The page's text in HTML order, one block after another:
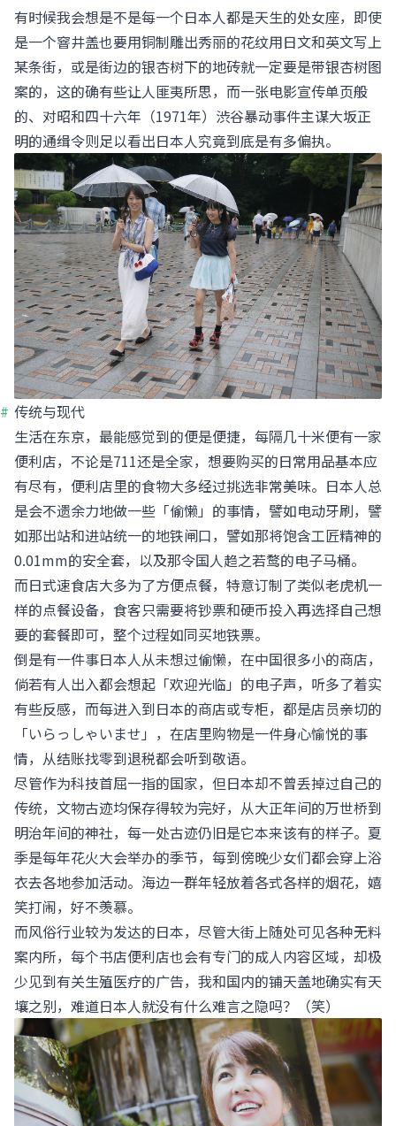
有时候我会想是不是每一个日本人都是天生的处女座，即使
是一个窨井盖也要用铜制雕出秀丽的花纹用日文和英文写上
某条街，或是街边的银杏树下的地砖就一定要是带银杏树图
案的，这的确有些让人匪夷所思，而一张电影宣传单页般
的、对昭和四十六年（1971年）渋谷暴动事件主谋大坂正
明的通缉令则足以看出日本人究竟到底是有多偏执。
传统与现代
生活在东京，最能感觉到的便是便捷，每隔几十米便有一家
便利店，不论是711还是全家，想要购买的日常用品基本应
有尽有，便利店里的食物大多经过挑选非常美味。日本人总
是会不遗余力地做一些「偷懒」的事情，譬如电动牙刷，譬
如那出站和进站统一的地铁闸口，譬如那将饱含工匠精神的
0.01mm的安全套，以及那令国人趋之若鹜的电子马桶。
而日式速食店大多为了方便点餐，特意订制了类似老虎机一
样的点餐设备，食客只需要将钞票和硬币投入再选择自己想
要的套餐即可，整个过程如同买地铁票。
倒是有一件事日本人从未想过偷懒，在中国很多小的商店，
倘若有人出入都会想起「欢迎光临」的电子声，听多了着实
有些反感，而每进入到日本的商店或专柜，都是店员亲切的
「いらっしゃいませ」，在店里购物是一件身心愉悦的事
情，从结账找零到退税都会听到敬语。
尽管作为科技首屈一指的国家，但日本却不曾丢掉过自己的
传统，文物古迹均保存得较为完好，从大正年间的万世桥到
明治年间的神社，每一处古迹仍旧是它本来该有的样子。夏
季是每年花火大会举办的季节，每到傍晚少女们都会穿上浴
衣去各地参加活动。海边一群年轻放着各式各样的烟花，嬉
笑打闹，好不羡慕。
而风俗行业较为发达的日本，尽管大街上随处可见各种无料
案内所，每个书店便利店也会有专门的成人内容区域，却极
少见到有关生殖医疗的广告，我和国内的铺天盖地确实有天
壤之别，难道日本人就没有什么难言之隐吗？（笑）